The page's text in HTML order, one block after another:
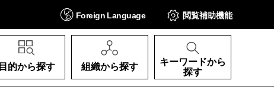
Foreign Language 閲覧補助機能
目的から探す 組織から探す
キーワードから
探す